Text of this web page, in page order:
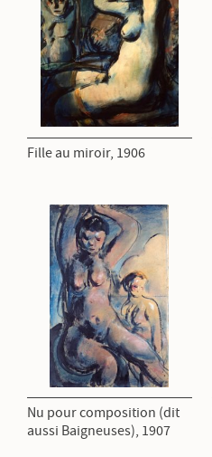
Fille au miroir, 1906
Nu pour composition (dit
aussi Baigneuses), 1907